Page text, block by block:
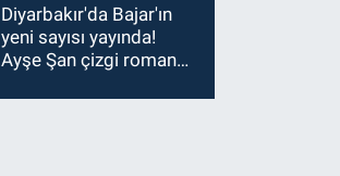
Diyarbakır'da Bajar'ın
yeni sayısı yayında!
Ayşe Şan çizgi roman